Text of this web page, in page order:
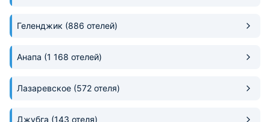
Геленджик (886 отелей)
Анапа (1 168 отелей)
Лазаревское (572 отеля)
Джубга (143 отеля)